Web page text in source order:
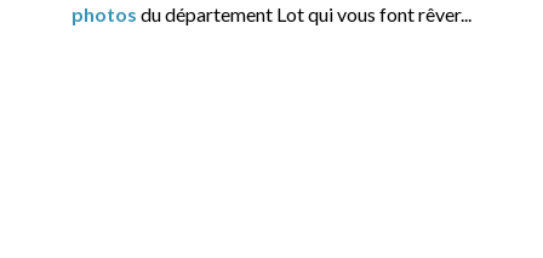
photos du département Lot qui vous font rêver...